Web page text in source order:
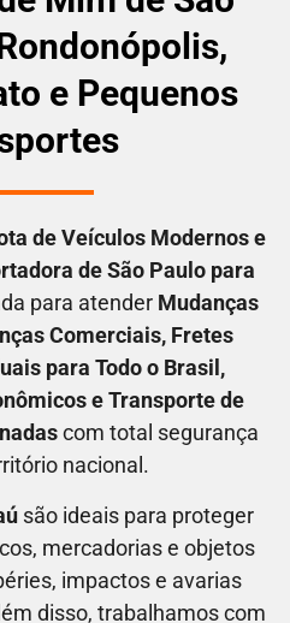
e Pequenos
de Veículos Modernos e
de São Paulo para
para atender Mudanças
Comerciais, Fretes
para Todo o Brasil ,
e Transporte de
com total segurança
nacional.
são ideais para proteger
mercadorias e objetos
impactos e avarias
disso, trabalhamos com